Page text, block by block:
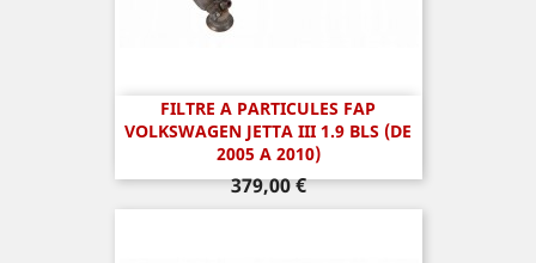
FILTRE A PARTICULES FAP
VOLKSWAGEN JETTA III 1.9 BLS (DE
2005 A 2010)
Prix
379,00 €